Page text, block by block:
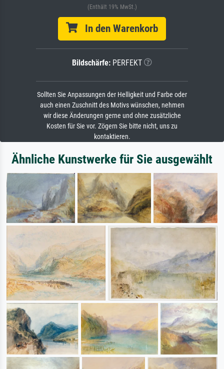
(Enthält 19% MwSt.)
In den Warenkorb
Bildschärfe: PERFEKT
Sollten Sie Anpassungen der Helligkeit und Farbe oder
auch einen Zuschnitt des Motivs wünschen, nehmen
wir diese Änderungen gerne und ohne zusätzliche
Kosten für Sie vor. Zögern Sie bitte nicht, uns zu
kontaktieren.
Ähnliche Kunstwerke für Sie ausgewählt